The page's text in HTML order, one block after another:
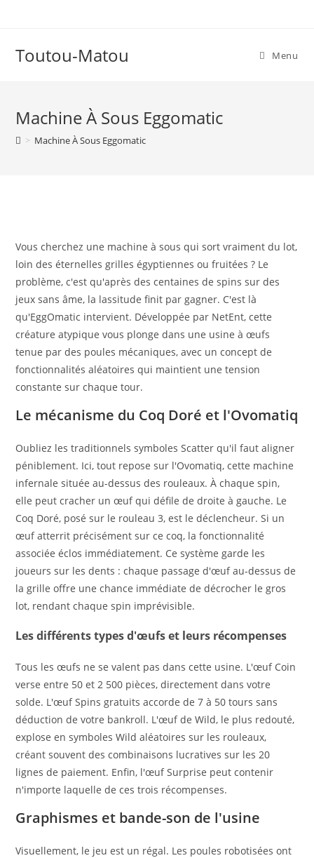
Toutou-Matou Menu
Machine À Sous Eggomatic
> Machine À Sous Eggomatic
Vous cherchez une machine à sous qui sort vraiment du lot,
loin des éternelles grilles égyptiennes ou fruitées ? Le
problème, c'est qu'après des centaines de spins sur des
jeux sans âme, la lassitude finit par gagner. C'est là
qu'EggOmatic intervient. Développée par NetEnt, cette
créature atypique vous plonge dans une usine à œufs
tenue par des poules mécaniques, avec un concept de
fonctionnalités aléatoires qui maintient une tension
constante sur chaque tour.
Le mécanisme du Coq Doré et l'Ovomatiq
Oubliez les traditionnels symboles Scatter qu'il faut aligner
péniblement. Ici, tout repose sur l'Ovomatiq, cette machine
infernale située au-dessus des rouleaux. À chaque spin,
elle peut cracher un œuf qui défile de droite à gauche. Le
Coq Doré, posé sur le rouleau 3, est le déclencheur. Si un
œuf atterrit précisément sur ce coq, la fonctionnalité
associée éclos immédiatement. Ce système garde les
joueurs sur les dents : chaque passage d'œuf au-dessus de
la grille offre une chance immédiate de décrocher le gros
lot, rendant chaque spin imprévisible.
Les différents types d'œufs et leurs récompenses
Tous les œufs ne se valent pas dans cette usine. L'œuf Coin
verse entre 50 et 2 500 pièces, directement dans votre
solde. L'œuf Spins gratuits accorde de 7 à 50 tours sans
déduction de votre bankroll. L'œuf de Wild, le plus redouté,
explose en symboles Wild aléatoires sur les rouleaux,
créant souvent des combinaisons lucratives sur les 20
lignes de paiement. Enfin, l'œuf Surprise peut contenir
n'importe laquelle de ces trois récompenses.
Graphismes et bande-son de l'usine
Visuellement, le jeu est un régal. Les poules robotisées ont